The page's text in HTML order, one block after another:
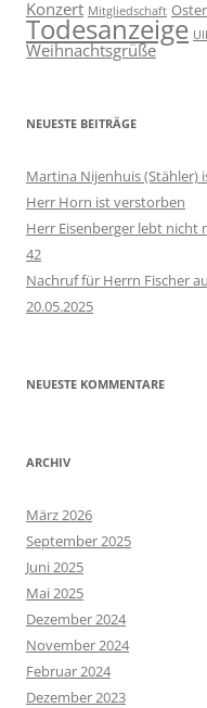
Konzert Mitgliedschaft
Todesanzeige
Weihnachtsgrüße
NEUESTE BEITRÄGE
Martina Nijenhuis (Stähler)
Herr Horn ist verstorben
Herr Eisenberger lebt nicht
42
Nachruf für Herrn Fischer
20.05.2025
NEUESTE KOMMENTARE
ARCHIV
März 2026
September 2025
Juni 2025
Mai 2025
Dezember 2024
November 2024
Februar 2024
Dezember 2023